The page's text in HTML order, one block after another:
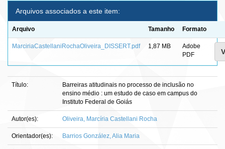
Arquivos associados a este item:
Arquivo Tamanho Formato
MarciriaCastellaniRochaOliveira_DISSERT.pdf 1,87 MB
Adobe
PDF
Título:
Barreiras atitudinais no processo de inclusão no
ensino médio : um estudo de caso em campus do
Instituto Federal de Goiás
Autor(es): Oliveira, Marcíria Castellani Rocha
Orientador(es): Barrios González, Alia Maria